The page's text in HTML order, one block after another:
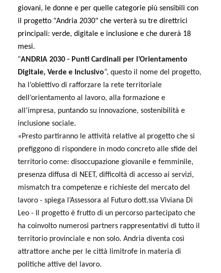
giovani, le donne e per quelle categorie più sensibili con
il progetto "Andria 2030" che verterà su tre direttrici
principali: verde, digitale e inclusione e che durerà 18
mesi.
“ANDRIA 2030 - Punti Cardinali per l’Orientamento
Digitale, Verde e Inclusivo”, questo il nome del progetto,
ha
l’obiettivo di rafforzare la rete territoriale
dell’orientamento al lavoro, alla formazione e
all’impresa, puntando su innovazione, sostenibilità e
inclusione sociale.
«Presto partiranno le attività relative al progetto che si
prefiggono di rispondere in modo concreto alle sfide del
territorio come: disoccupazione giovanile e femminile,
presenza diffusa di NEET, difficoltà di accesso ai servizi,
mismatch tra competenze e richieste del mercato del
lavoro - spiega l’Assessora al Futuro dott.ssa Viviana Di
Leo - Il progetto è frutto di un percorso partecipato che
ha coinvolto numerosi partners rappresentativi di tutto il
territorio provinciale e non solo. Andria diventa così
attrattore anche per le città limitrofe in materia di
politiche attive del lavoro.